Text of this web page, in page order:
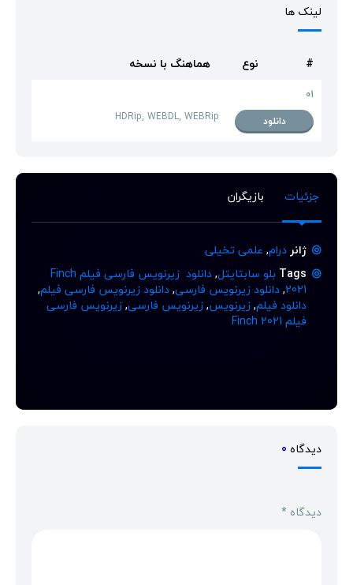
لینک ها
# نوع هماهنگ با نسخه
01
دانلود
HDRip, WEBDL, WEBRip
جزئیات بازیگران
ژانردرام, علمی تخیلی
Tags بلو سابتایتل,
دانلود زیرنویس فارسی فیلم Finch
2021
,دانلود زیرنویس فارسی,دانلود زیرنویس فارسی فیلم,
دانلود فیلم,زیرنویس,زیرنویس فارسی,زیرنویس فارسی
فیلم Finch 2021
دیدگاه 0
دیدگاه *